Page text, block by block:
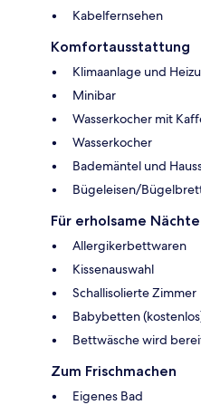
Kabelfernsehen
Komfortausstattung
Klimaanlage und
Minibar
Wasserkocher mit
Wasserkocher
Bademäntel und
Bügeleisen/
Für erholsame Nächte
Allergikerbettwaren
Kissenauswahl
Schallisolierte Zimmer
Babybetten
Bettwäsche wird
Zum Frischmachen
Eigenes Bad